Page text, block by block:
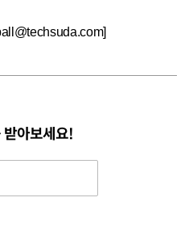
받아보세요!